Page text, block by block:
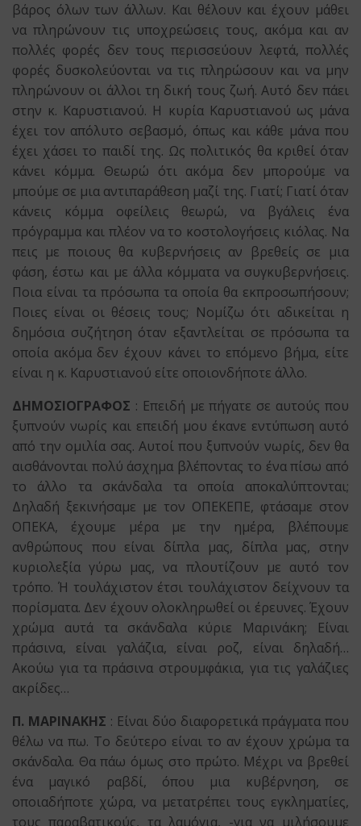
βάρος όλων των άλλων. Και θέλουν και έχουν μάθει
να πληρώνουν τις υποχρεώσεις τους, ακόμα και αν
πολλές φορές δεν τους περισσεύουν λεφτά, πολλές
φορές δυσκολεύονται να τις πληρώσουν και να μην
πληρώνουν οι άλλοι τη δική τους ζωή. Αυτό δεν πάει
στην κ. Καρυστιανού. Η κυρία Καρυστιανού ως μάνα
έχει τον απόλυτο σεβασμό, όπως και κάθε μάνα που
έχει χάσει το παιδί της. Ως πολιτικός θα κριθεί όταν
κάνει κόμμα. Θεωρώ ότι ακόμα δεν μπορούμε να
μπούμε σε μια αντιπαράθεση μαζί της. Γιατί; Γιατί όταν
κάνεις κόμμα οφείλεις θεωρώ, να βγάλεις ένα
πρόγραμμα και πλέον να το κοστολογήσεις κιόλας. Να
πεις με ποιους θα κυβερνήσεις αν βρεθείς σε μια
φάση, έστω και με άλλα κόμματα να συγκυβερνήσεις.
Ποια είναι τα πρόσωπα τα οποία θα εκπροσωπήσουν;
Ποιες είναι οι θέσεις τους; Νομίζω ότι αδικείται η
δημόσια συζήτηση όταν εξαντλείται σε πρόσωπα τα
οποία ακόμα δεν έχουν κάνει το επόμενο βήμα, είτε
είναι η κ. Καρυστιανού είτε οποιονδήποτε άλλο.
ΔΗΜΟΣΙΟΓΡΑΦΟΣ : Επειδή με πήγατε σε αυτούς που
ξυπνούν νωρίς και επειδή μου έκανε εντύπωση αυτό
από την ομιλία σας. Αυτοί που ξυπνούν νωρίς, δεν θα
αισθάνονται πολύ άσχημα βλέποντας το ένα πίσω από
το άλλο τα σκάνδαλα τα οποία αποκαλύπτονται;
Δηλαδή ξεκινήσαμε με τον ΟΠΕΚΕΠΕ, φτάσαμε στον
ΟΠΕΚΑ, έχουμε μέρα με την ημέρα, βλέπουμε
ανθρώπους που είναι δίπλα μας, δίπλα μας, στην
κυριολεξία γύρω μας, να πλουτίζουν με αυτό τον
τρόπο. Ή τουλάχιστον έτσι τουλάχιστον δείχνουν τα
πορίσματα. Δεν έχουν ολοκληρωθεί οι έρευνες. Έχουν
χρώμα αυτά τα σκάνδαλα κύριε Μαρινάκη; Είναι
πράσινα, είναι γαλάζια, είναι ροζ, είναι δηλαδή…
Ακούω για τα πράσινα στρουμφάκια, για τις γαλάζιες
ακρίδες…
Π. ΜΑΡΙΝΑΚΗΣ : Είναι δύο διαφορετικά πράγματα που
θέλω να πω. Το δεύτερο είναι το αν έχουν χρώμα τα
σκάνδαλα. Θα πάω όμως στο πρώτο. Μέχρι να βρεθεί
ένα μαγικό ραβδί, όπου μια κυβέρνηση, σε
οποιαδήποτε χώρα, να μετατρέπει τους εγκληματίες,
τους παραβατικούς, τα λαμόγια, -για να μιλήσουμε